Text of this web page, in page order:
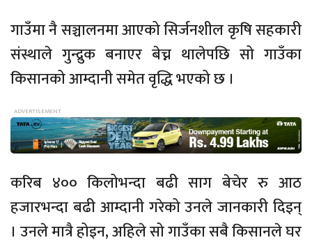
गाउँमा नै सञ्चालनमा आएको सिर्जनशील कृषि सहकारी
संस्थाले गुन्द्रुक बनाएर बेच्न थालेपछि सो गाउँका
किसानको आम्दानी समेत वृद्धि भएको छ ।
करिब ४०० किलोभन्दा बढी साग बेचेर रु आठ
हजारभन्दा बढी आम्दानी गरेको उनले जानकारी दिइन्
। उनले मात्रै होइन, अहिले सो गाउँका सबै किसानले घर